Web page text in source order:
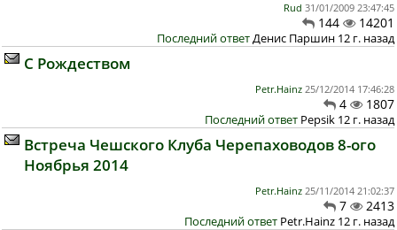
Rud 31/01/2009 23:47:45
144 14201
Последний ответДенис Паршин 12 г. назад
C Рождеством
Petr.Hainz 25/12/2014 17:46:28
4 1807
Последний ответ Pepsik 12 г. назад
Встреча Чешского Клуба Черепаховодов 8-ого
Ноябрья 2014
Petr.Hainz 25/11/2014 21:02:37
7 2413
Последний ответ Petr.Hainz 12 г. назад